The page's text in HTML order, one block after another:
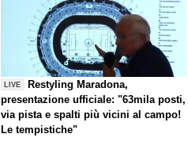
LIVE
Restyling Maradona,
presentazione ufficiale: "63mila posti,
via pista e spalti più vicini al campo!
Le tempistiche"